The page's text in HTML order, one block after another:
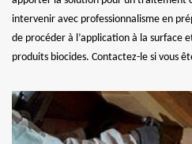
intervenir avec professionnalisme en
de procéder à l’application à la surface
produits biocides. Contactez-le si vous